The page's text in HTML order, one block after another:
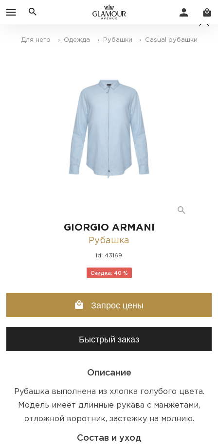
Для него › Одежда › Рубашки › Casual рубашки
GIORGIO ARMANI
Рубашка
id: 43169
Скидка: 40 %
Запрос цены
Быстрый заказ
Описание
Рубашка выполнена из хлопка голубого цвета.
Модель имеет длинные рукава с манжетами,
отложной воротник, застежку на молнию.
Состав и уход